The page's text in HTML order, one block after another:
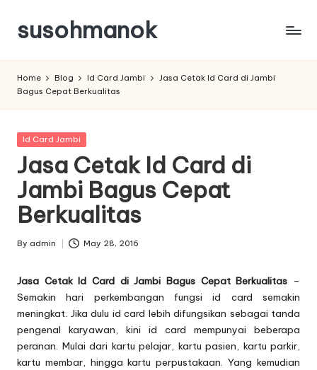
Skip
content
susohmanok
Home Blog Id Card Jambi
Jasa Cetak Id Card di Jambi
Bagus Cepat Berkualitas
Posted
Id Card Jambi
Jasa Cetak Id Card di
Jambi Bagus Cepat
Berkualitas
Posted
By admin May 28, 2016
Jasa Cetak Id Card di Jambi Bagus Cepat Berkualitas –
Semakin hari perkembangan fungsi id card semakin
meningkat. Jika dulu id card lebih difungsikan sebagai tanda
pengenal karyawan, kini id card mempunyai beberapa
peranan. Mulai dari kartu pelajar, kartu pasien, kartu parkir,
kartu membar, hingga kartu perpustakaan. Yang kemudian